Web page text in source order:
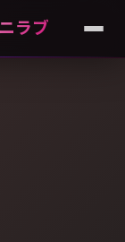
ラブ